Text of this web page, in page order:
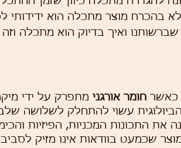
בהכרח מוצר מתכלה הוא ידידותי
ואיך בדיוק הוא מתכלה
כאשר חומר אורגני מתפרק על ידי
עשוי להתחלק לשלושה
התכונות המכניות, הפיזיות
שכמעט בוודאות אינו מזיק